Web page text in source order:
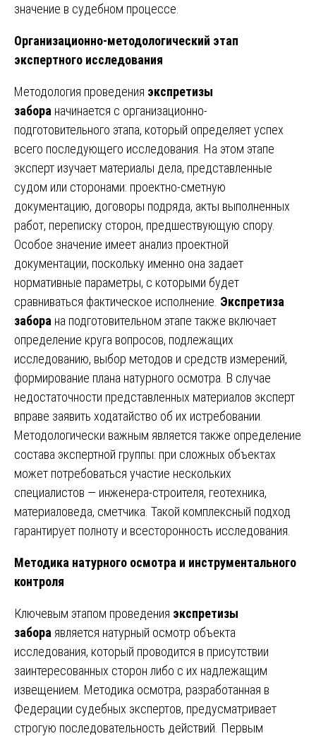
значение в судебном процессе.
Организационно-методологический этап
экспертного исследования
Методология проведения экспретизы
забора начинается с организационно-
подготовительного этапа, который определяет успех
всего последующего исследования. На этом этапе
эксперт изучает материалы дела, представленные
судом или сторонами: проектно-сметную
документацию, договоры подряда, акты выполненных
работ, переписку сторон, предшествующую спору.
Особое значение имеет анализ проектной
документации, поскольку именно она задает
нормативные параметры, с которыми будет
сравниваться фактическое исполнение. Экспретиза
забора на подготовительном этапе также включает
определение круга вопросов, подлежащих
исследованию, выбор методов и средств измерений,
формирование плана натурного осмотра. В случае
недостаточности представленных материалов эксперт
вправе заявить ходатайство об их истребовании.
Методологически важным является также определение
состава экспертной группы: при сложных объектах
может потребоваться участие нескольких
специалистов — инженера-строителя, геотехника,
материаловеда, сметчика. Такой комплексный подход
гарантирует полноту и всесторонность исследования.
Методика натурного осмотра и инструментального
контроля
Ключевым этапом проведения экспретизы
забора является натурный осмотр объекта
исследования, который проводится в присутствии
заинтересованных сторон либо с их надлежащим
извещением. Методика осмотра, разработанная в
Федерации судебных экспертов, предусматривает
строгую последовательность действий. Первым